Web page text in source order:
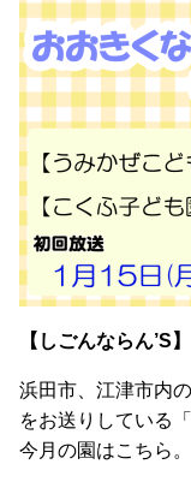
【しごんならん’S】
浜田市、江津市内
をお送りしている
今月の園はこちら。